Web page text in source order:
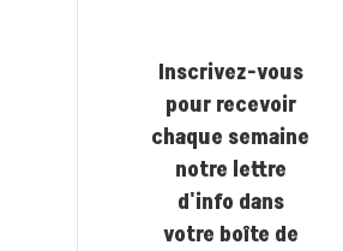
Inscrivez-vous
pour recevoir
chaque semaine
notre lettre
d'info dans
votre boîte de